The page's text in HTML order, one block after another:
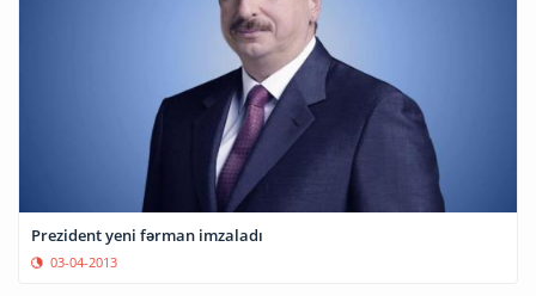
Prezident yeni fərman imzaladı
03-04-2013